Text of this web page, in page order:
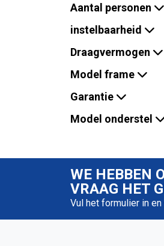
Aantal personen
instelbaarheid
Draagvermogen
Model frame
Garantie
Model onderstel
WE HEBBEN
VRAAG HET
Vul het formulier in